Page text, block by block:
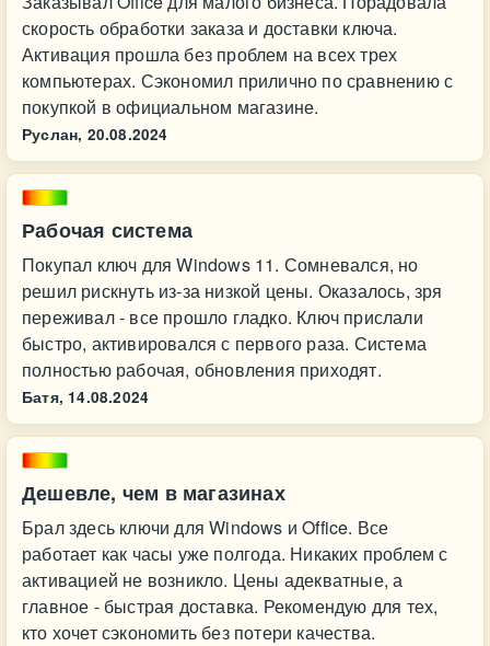
скорость обработки заказа и доставки ключа.
Активация прошла без проблем на всех трех
компьютерах. Сэкономил прилично по сравнению с
покупкой в официальном магазине.
Руслан, 20.08.2024
Рабочая система
Покупал ключ для Windows 11. Сомневался, но
решил рискнуть из-за низкой цены. Оказалось, зря
переживал - все прошло гладко. Ключ прислали
быстро, активировался с первого раза. Система
полностью рабочая, обновления приходят.
Батя, 14.08.2024
Дешевле, чем в магазинах
Брал здесь ключи для Windows и Office. Все
работает как часы уже полгода. Никаких проблем с
активацией не возникло. Цены адекватные, а
главное - быстрая доставка. Рекомендую для тех,
кто хочет сэкономить без потери качества.